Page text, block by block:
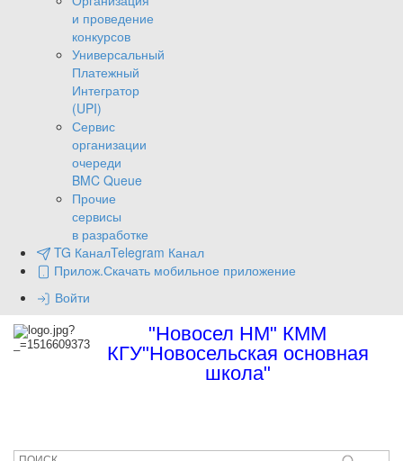
и проведение
конкурсов
Универсальный
Платежный
Интегратор
(UPI)
Сервис
организации
очереди
BMC Queue
Прочие
сервисы
в разработке
TG КаналTelegram Канал
Прилож.Скачать мобильное приложение
Войти
"Новосел НМ" КММ
КГУ"Новосельская основная
школа"